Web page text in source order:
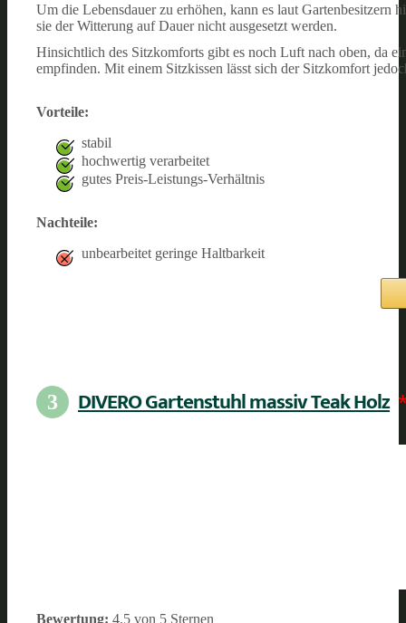
Um die Lebensdauer zu erhöhen, kann es laut Gartenbesitzern
sie der Witterung auf Dauer nicht ausgesetzt werden.
Hinsichtlich des Sitzkomforts gibt es noch Luft nach oben, da
empfinden. Mit einem Sitzkissen lässt sich der Sitzkomfort
Vorteile:
stabil
hochwertig verarbeitet
gutes Preis-Leistungs-Verhältnis
Nachteile:
unbearbeitet geringe Haltbarkeit
3 DIVERO Gartenstuhl massiv Teak Holz
Bewertung: 4.5 von 5 Sternen